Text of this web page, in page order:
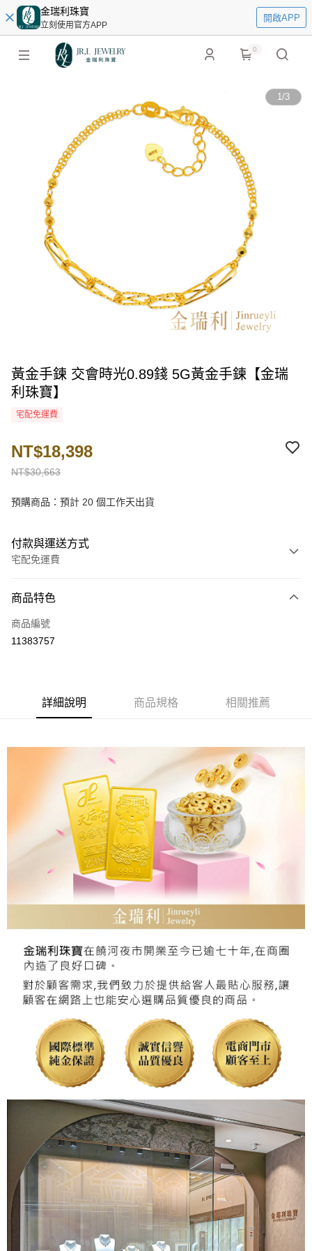
金瑞利珠寶
立刻使用官方APP
開啟APP
0
1/3
黃金手鍊 交會時光0.89錢 5G黃金手鍊【金瑞
利珠寶】
宅配免運費
NT$30,663
NT$18,398
預購商品：預計 20 個工作天出貨
付款與運送方式
宅配免運費
信用卡一次付款
LINE Pay
ATM付款
商品特色
商品編號
11383757
詳細說明 商品規格 相關推薦